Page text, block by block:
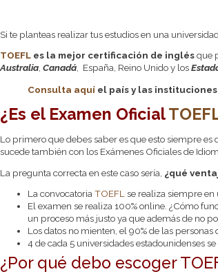
Si te planteas realizar tus estudios en una
TOEFL es la mejor certificación de inglésque
Australia Canadá , España, Reino Unido y los
Consulta aquí el país y las
¿Es el Examen Oficial
Lo primero que debes saber es que esto siempre
sucede también con los Exámenes Oficiales de
La pregunta correcta en este caso sería, ¿qué
La convocatoria TOEFL se realiza siempre
El examen se realiza 100% online. ¿Cómo
un proceso más justo ya que además de no
Los datos no mienten, el 90% de las personas
4 de cada 5 universidades estadounidenses
¿Por qué debo escoger